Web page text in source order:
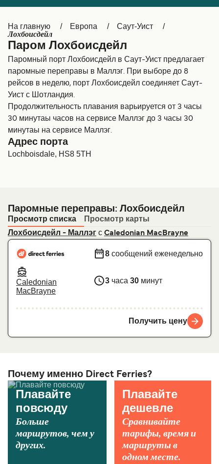
Ελλάδα Belgique (FR)
Polska
Schweiz (DE) Norge
Україна Indonesia
المغرب Maroc (FR)
На главную Европа Саут-Уист
Лохбоисдейл
Паром Лохбоисдейл
Паромный порт Лохбоисдейл в Саут-Уист предлагает
паромные переправы в Маллэг. При выборе до 8
рейсов в неделю, порт Лохбоисдейл соединяет Саут-
Уист с Шотландия.
Продолжительность плавания варьируется от 3 часы
30 минутаы часов на сервисе Маллэг до 3 часы 30
минутаы на сервисе Маллэг.
Адрес порта
Lochboisdale, HS8 5TH
Паромные переправы: Лохбоисдейл
Просмотр списка
Просмотр карты
Лохбоисдейл - Маллэг с Caledonian MacBrayne
Caledonian
MacBrayne
8 сообщений еженедельно
3 часа 30 минут
Получить цену
Почему именно Direct Ferries?
Плавайте
повсюду
Больше
маршрутов, чем у
других.
Плавайте
дешевле
Сравнивайте
тарифы, время и
маршруты в
одном месте.